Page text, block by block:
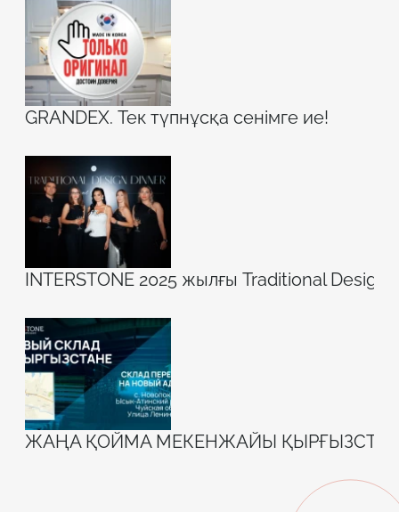
GRANDEX. Тек түпнұсқа сенімге ие!
INTERSTONE 2025 жылғы Traditional
ЖАҢА ҚОЙМА МЕКЕНЖАЙЫ